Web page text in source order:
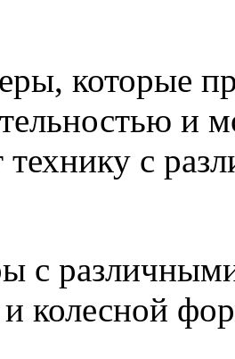
которые
и
технику с
с
колесной